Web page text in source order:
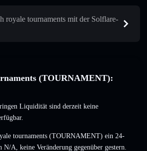
royale tournaments mit der Solflare-
(TOURNAMENT):
Liquidität sind derzeit keine
tournaments (TOURNAMENT) ein 24-
N/A, keine Veränderung gegenüber gestern.